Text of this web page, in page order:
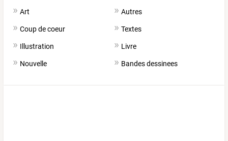
Art Autres
Coup de coeur Textes
Illustration Livre
Nouvelle Bandes dessinees